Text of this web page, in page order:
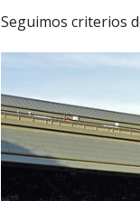
Seguimos criterios